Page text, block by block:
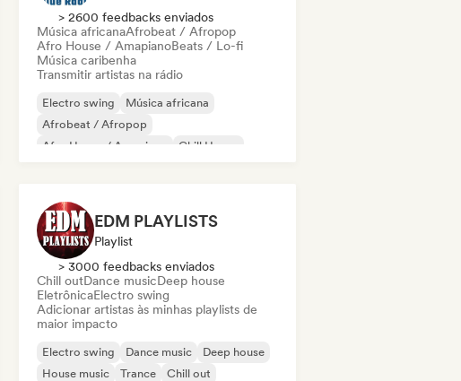
> 2600 feedbacks enviados
Música africanaAfrobeat / Afropop
Afro House / AmapianoBeats / Lo-fi
Música caribenha
Transmitir artistas na rádio
Electro swing
Música africana
Afrobeat / Afropop
Afro House / Amapiano
Chill House
EDM PLAYLISTS
Playlist
> 3000 feedbacks enviados
Chill outDance musicDeep house
EletrônicaElectro swing
Adicionar artistas às minhas playlists de
maior impacto
Electro swing Dance music
Deep house
House music
Trance
Chill out